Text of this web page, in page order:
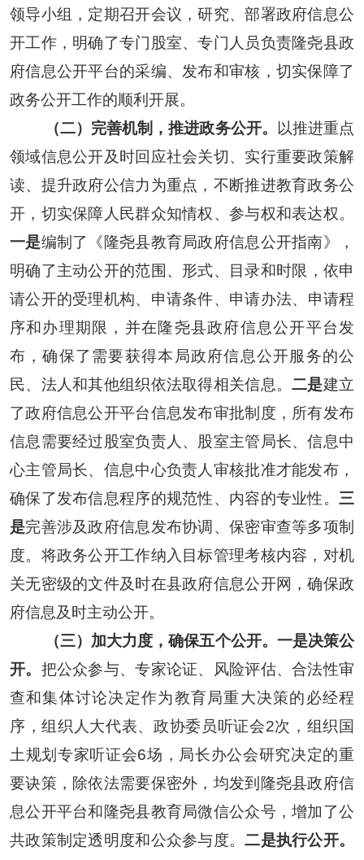
领导小组， 定期召开会议，研究、部署政府信息公
开工作， 明确了专门股室、专门人员负责隆尧县政
府信息公开平台的采编、发布和审核， 切实保障了
政务公开工作的顺利开展。
（二） 完善机制，推进政务公开。
以推进重点
领域信息公开及时回应社会关切、实行重要政策解
读、提升政府公信力为重点，不断推进教育政务公
开，切实保障人民群众知情权、参与权和表达权。
一是编制了《隆尧县教育局政府信息公开指南》
，
明确了主动公开的范围、 形式、目录和时限 ，依申
请公开的受理机构、 申请条件、 申请办法、申请程
序和办理期限，并在隆尧县政府信息公开平台发
布，确保了 需要获得本局政府信息公开服务的公
民、法人和其他组织依法取得相关信息。二是建立
了政府信息公开平台信息发布审批制度，所有发布
信息需要经过股室负责人、股室主管局长、信息中
心主管局长、信息中心负责人审核批准才能发布，
确保了发布信息程序的规范性、内容的专业性。 三
是完善涉及政府信息发布协调、保密审查等多项制
度。 将政务公开工作纳入目标管理考核内容，对机
关无密级的文件及时在县政府信息公开网，确保政
府信息及时主动公开。
（三）加大力度 ，确保五个公开。 一是决策公
开。 把公众参与、专家论证、风险评估、合法性审
查和集体讨论决定作为教育局重大决策的必经程
序，组织人大代表、政协委员听证会2次，组织国
土规划专家听证会6场，局长办公会研究决定的重
要诀策，除依法需要保密外，均发到 隆尧县政府信
息公开平台和隆尧县教育局微信公众号，增加了公
共政策制定透明度和公众参与度。二是执行公开。